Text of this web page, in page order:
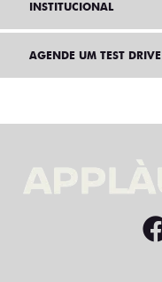
INSTITUCIONAL
AGENDE UM TEST DRIVE